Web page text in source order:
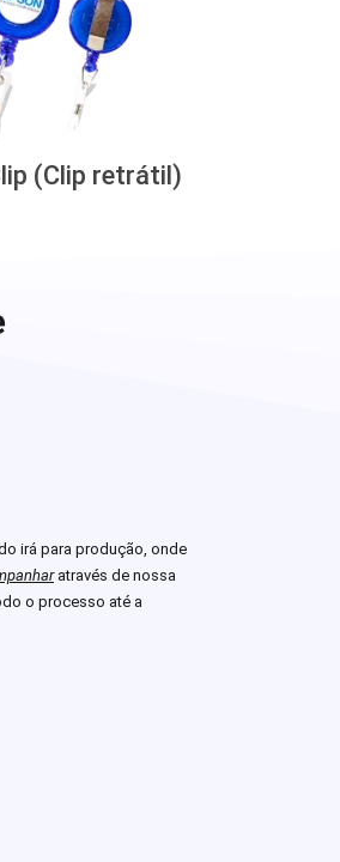
(Clip retrátil)
irá para produção, onde
através de nossa
o processo até a